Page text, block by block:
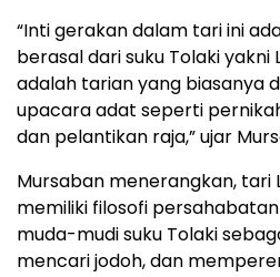
“Inti gerakan dalam tari ini
berasal dari suku Tolaki yakni
adalah tarian yang biasanya
upacara adat seperti
dan pelantikan raja,” ujar
Mursaban menerangkan, tari
memiliki filosofi
muda-mudi suku Tolaki
mencari jodoh, dan